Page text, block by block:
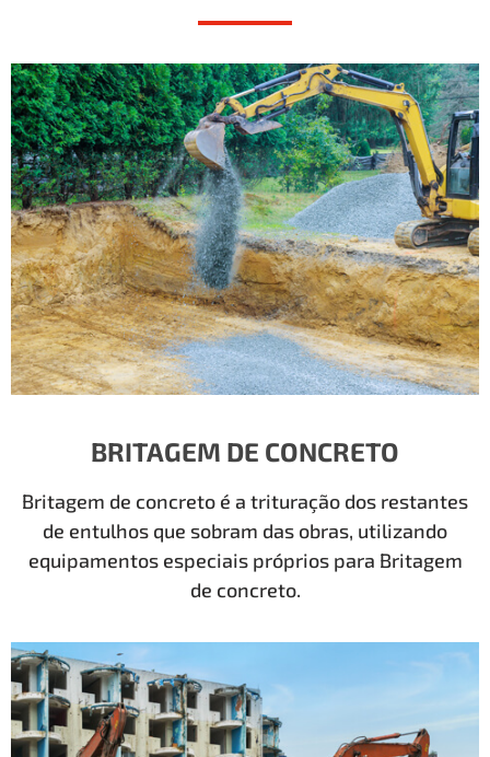
BRITAGEM DE CONCRETO
Britagem de concreto é a trituração dos restantes
de entulhos que sobram das obras, utilizando
equipamentos especiais próprios para Britagem
de concreto.